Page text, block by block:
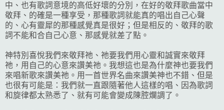
中、也有歌詞意境的高低好壞的分別，在好的敬拜歌曲當中
敬拜、的確是一種享受，那種歌詞就能真的唱出自己心聲
的、心有靈犀的那種感覺真是很好；但是相反的、敬拜的歌
詞不能和合自己心意、那感覺就差了點。
神特別喜悅我們來敬拜祂、祂要我們用心靈和誠實來敬拜
祂，用自己的心意來讚美祂。我想這也是為什麼神也要我們
來唱新歌來讚美祂。用一首世界名曲來讚美神也不錯、但是
也很有可能是：我們就一直跟隨著他人這樣的唱、因為歌詞
和旋律都太熟悉了、就有可能會變成陳腔爛調了。